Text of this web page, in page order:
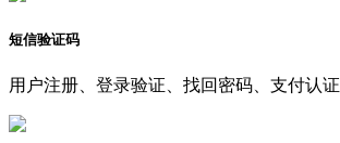
短信验证码
用户注册、登录验证、找回密码、支付认证